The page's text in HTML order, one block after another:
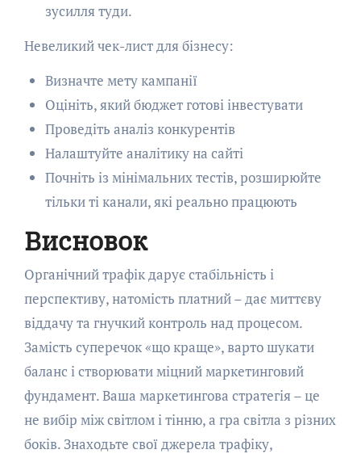
зусилля туди.
Невеликий чек-лист для бізнесу:
Визначте мету кампанії
Оцініть, який бюджет готові інвестувати
Проведіть аналіз конкурентів
Налаштуйте аналітику на сайті
Почніть із мінімальних тестів, розширюйте
тільки ті канали, які реально працюють
Висновок
Органічний трафік дарує стабільність і
перспективу, натомість платний – дає миттєву
віддачу та гнучкий контроль над процесом.
Замість суперечок «що краще», варто шукати
баланс і створювати міцний маркетинговий
фундамент. Ваша маркетингова стратегія – це
не вибір між світлом і тінню, а гра світла з різних
боків. Знаходьте свої джерела трафіку,